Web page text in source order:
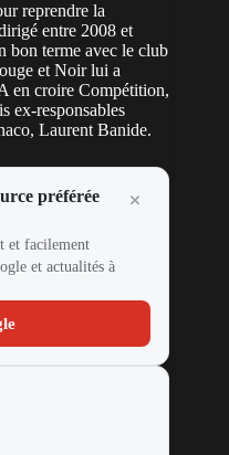
reprendre la
entre 2008 et
bon terme avec le club
et Noir lui a
en croire Compétition,
ex-responsables
Laurent Banide.
préférée
et facilement
et actualités à